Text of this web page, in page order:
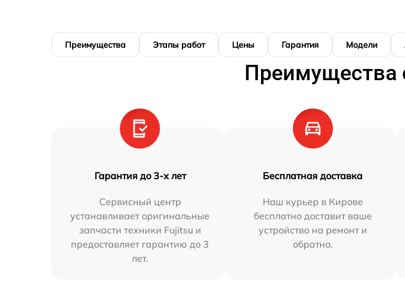
Преимущества Этапы работ Цены Гарантия Модели
Преимущества
Гарантия до 3-х лет
Сервисный центр
устанавливает оригинальные
запчасти техники Fujitsu и
предоставляет гарантию до 3
лет.
Бесплатная доставка
Наш курьер в Кирове
бесплатно доставит ваше
устройство на ремонт и
обратно.